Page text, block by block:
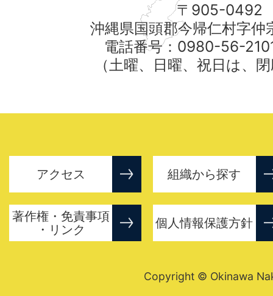
〒905-0492
沖縄県国頭郡今帰仁村字仲
電話番号：0980-56-
（土曜、日曜、祝日は、
アクセス 組織から探す
著作権・免責事項
・リンク
個人情報保護方針
Copyright © Okinawa